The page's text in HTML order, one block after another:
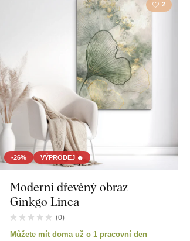
-26% VÝPRODEJ 🔥
2
Moderní dřevěný obraz -
Ginkgo Linea
(0)
Můžete mít doma už o 1 pracovní den